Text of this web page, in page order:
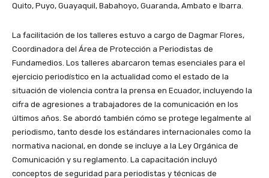
Quito, Puyo, Guayaquil, Babahoyo, Guaranda, Ambato e Ibarra.
La facilitación de los talleres estuvo a cargo de Dagmar Flores,
Coordinadora del Área de Protección a Periodistas de
Fundamedios. Los talleres abarcaron temas esenciales para el
ejercicio periodístico en la actualidad como el estado de la
situación de violencia contra la prensa en Ecuador, incluyendo la
cifra de agresiones a trabajadores de la comunicación en los
últimos años. Se abordó también cómo se protege legalmente al
periodismo, tanto desde los estándares internacionales como la
normativa nacional, en donde se incluye a la Ley Orgánica de
Comunicación y su reglamento. La capacitación incluyó
conceptos de seguridad para periodistas y técnicas de